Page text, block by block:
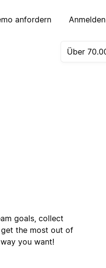
anfordern Anmelden
goals, collect
get the most out of
you want!